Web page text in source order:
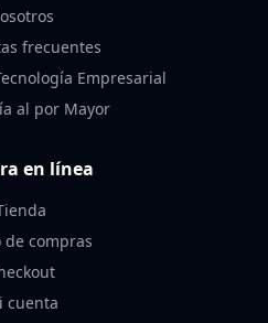
frecuentes
Empresarial
al por Mayor
en línea
de compras
cuenta